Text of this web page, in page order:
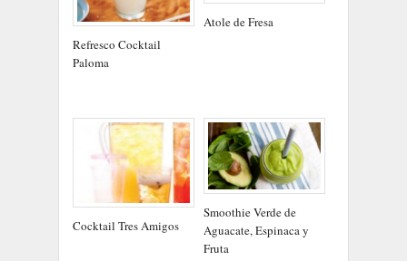
Refresco Cocktail
Paloma
Atole de Fresa
Cocktail Tres Amigos
Smoothie Verde de
Aguacate, Espinaca y
Fruta